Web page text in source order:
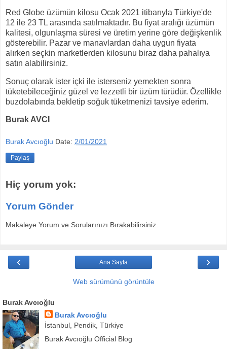
Red Globe üzümün kilosu Ocak 2021 itibarıyla Türkiye'de
12 ile 23 TL arasında satılmaktadır. Bu fiyat aralığı üzümün
kalitesi, olgunlaşma süresi ve üretim yerine göre değişkenlik
gösterebilir. Pazar ve manavlardan daha uygun fiyata
alırken seçkin marketlerden kilosunu biraz daha pahalıya
satın alabilirsiniz.
Sonuç olarak ister içki ile isterseniz yemekten sonra
tüketebileceğiniz güzel ve lezzetli bir üzüm türüdür. Özellikle
buzdolabında bekletip soğuk tüketmenizi tavsiye ederim.
Burak AVCI
Burak Avcıoğlu Date: 2/01/2021
Paylaş
Hiç yorum yok:
Yorum Gönder
Makaleye Yorum ve Sorularınızı Bırakabilirsiniz.
‹ ›
Ana Sayfa
Web sürümünü görüntüle
Burak Avcıoğlu
Burak Avcıoğlu
İstanbul, Pendik, Türkiye
Burak Avcıoğlu Official Blog